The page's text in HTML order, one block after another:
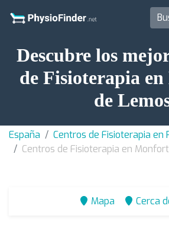
Descubre los
de Fisioterapia
de
España
Centros de Fisioterapia en
Centros de Fisioterapia en
Mapa Cerca